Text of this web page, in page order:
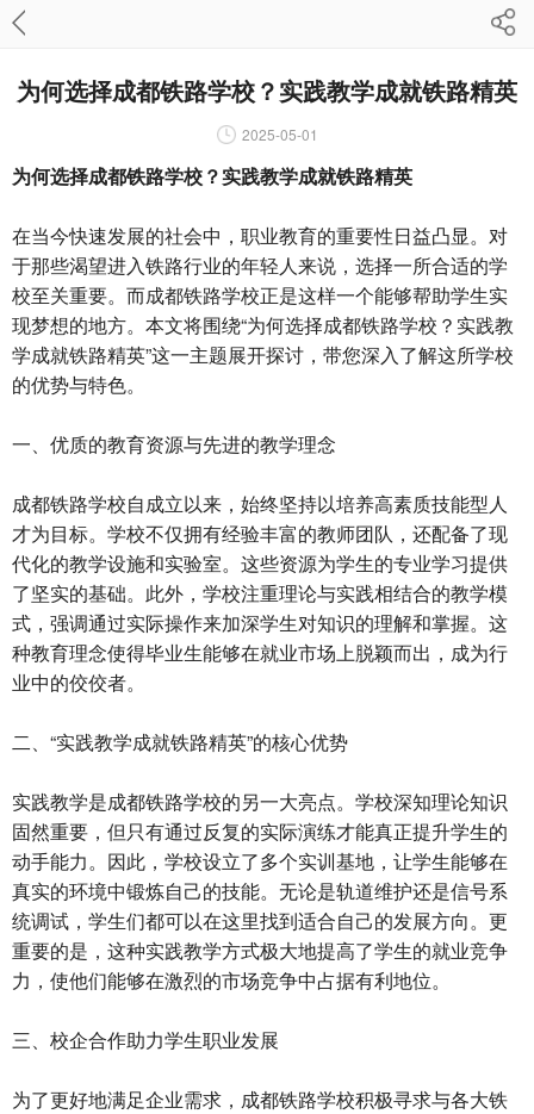
为何选择成都铁路学校？实践教学成就铁路精英
2025-05-01
为何选择成都铁路学校？实践教学成就铁路精英
在当今快速发展的社会中，职业教育的重要性日益凸显。对
于那些渴望进入铁路行业的年轻人来说，选择一所合适的学
校至关重要。而成都铁路学校正是这样一个能够帮助学生实
现梦想的地方。本文将围绕“为何选择成都铁路学校？实践教
学成就铁路精英”这一主题展开探讨，带您深入了解这所学校
的优势与特色。
一、优质的教育资源与先进的教学理念
成都铁路学校自成立以来，始终坚持以培养高素质技能型人
才为目标。学校不仅拥有经验丰富的教师团队，还配备了现
代化的教学设施和实验室。这些资源为学生的专业学习提供
了坚实的基础。此外，学校注重理论与实践相结合的教学模
式，强调通过实际操作来加深学生对知识的理解和掌握。这
种教育理念使得毕业生能够在就业市场上脱颖而出，成为行
业中的佼佼者。
二、“实践教学成就铁路精英”的核心优势
实践教学是成都铁路学校的另一大亮点。学校深知理论知识
固然重要，但只有通过反复的实际演练才能真正提升学生的
动手能力。因此，学校设立了多个实训基地，让学生能够在
真实的环境中锻炼自己的技能。无论是轨道维护还是信号系
统调试，学生们都可以在这里找到适合自己的发展方向。更
重要的是，这种实践教学方式极大地提高了学生的就业竞争
力，使他们能够在激烈的市场竞争中占据有利地位。
三、校企合作助力学生职业发展
为了更好地满足企业需求，成都铁路学校积极寻求与各大铁